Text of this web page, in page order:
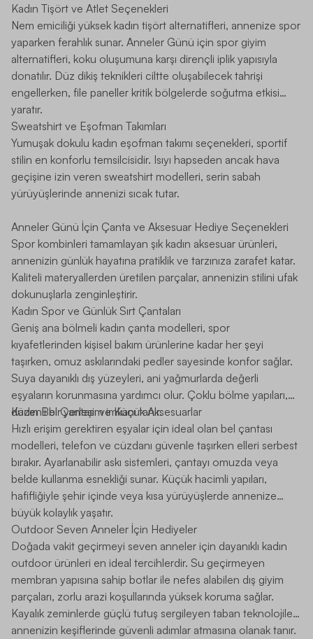
Kadın Tişört ve Atlet Seçenekleri
Nem emiciliği yüksek kadın tişört alternatifleri, annenize spor
yaparken ferahlık sunar. Anneler Günü için spor giyim
alternatifleri, koku oluşumuna karşı dirençli iplik yapısıyla
donatılır. Düz dikiş teknikleri ciltte oluşabilecek tahrişi
engellerken, file paneller kritik bölgelerde soğutma etkisi
yaratır.
Sweatshirt ve Eşofman Takımları
Yumuşak dokulu kadın eşofman takımı seçenekleri, sportif
stilin en konforlu temsilcisidir. Isıyı hapseden ancak hava
geçişine izin veren sweatshirt modelleri, serin sabah
yürüyüşlerinde annenizi sıcak tutar.
Anneler Günü İçin Çanta ve Aksesuar Hediye Seçenekleri
Spor kombinleri tamamlayan şık kadın aksesuar ürünleri,
annenizin günlük hayatına pratiklik ve tarzınıza zarafet katar.
Kaliteli materyallerden üretilen parçalar, annenizin stilini ufak
dokunuşlarla zenginleştirir.
Kadın Spor ve Günlük Sırt Çantaları
Geniş ana bölmeli kadın çanta modelleri, spor
kıyafetlerinden kişisel bakım ürünlerine kadar her şeyi
taşırken, omuz askılarındaki pedler sayesinde konfor sağlar.
Suya dayanıklı dış yüzeyleri, ani yağmurlarda değerli
eşyaların korunmasına yardımcı olur. Çoklu bölme yapıları,
düzenli bir yerleşim imkanı tanır.
Kadın Bel Çantası ve Küçük Aksesuarlar
Hızlı erişim gerektiren eşyalar için ideal olan bel çantası
modelleri, telefon ve cüzdanı güvenle taşırken elleri serbest
bırakır. Ayarlanabilir askı sistemleri, çantayı omuzda veya
belde kullanma esnekliği sunar. Küçük hacimli yapıları,
hafifliğiyle şehir içinde veya kısa yürüyüşlerde annenize
büyük kolaylık yaşatır.
Outdoor Seven Anneler İçin Hediyeler
Doğada vakit geçirmeyi seven anneler için dayanıklı kadın
outdoor ürünleri en ideal tercihlerdir. Su geçirmeyen
membran yapısına sahip botlar ile nefes alabilen dış giyim
parçaları, zorlu arazi koşullarında yüksek koruma sağlar.
Kayalık zeminlerde güçlü tutuş sergileyen taban teknolojileri,
annenizin keşiflerinde güvenli adımlar atmasına olanak tanır.